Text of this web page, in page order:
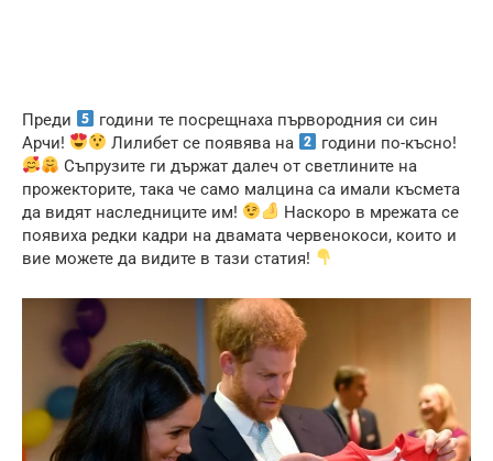
Преди
години те посрещнаха първородния си син
Арчи!
Лилибет се появява на
години по-късно!
Съпрузите ги държат далеч от светлините на
прожекторите, така че само малцина са имали късмета
да видят наследниците им!
Наскоро в мрежата се
появиха редки кадри на двамата червенокоси, които и
вие можете да видите в тази статия!